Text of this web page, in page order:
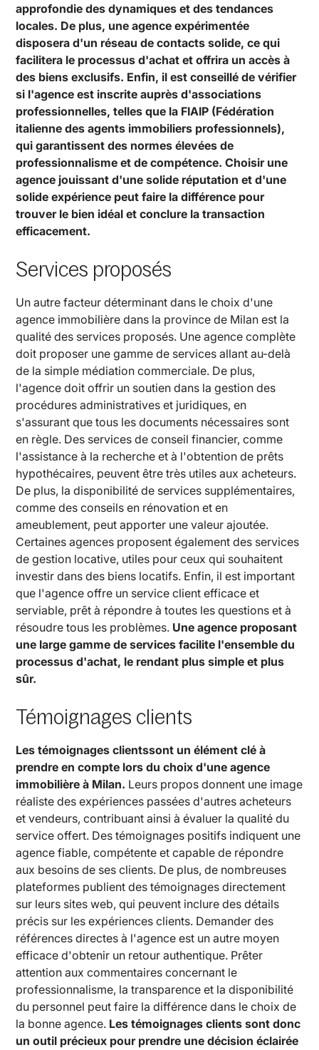
approfondie des dynamiques et des tendances
locales. De plus, une agence expérimentée
disposera d'un réseau de contacts solide, ce qui
facilitera le processus d'achat et offrira un accès à
des biens exclusifs. Enfin, il est conseillé de vérifier
si l'agence est inscrite auprès d'associations
professionnelles, telles que la FIAIP (Fédération
italienne des agents immobiliers professionnels),
qui garantissent des normes élevées de
professionnalisme et de compétence. Choisir une
agence jouissant d'une solide réputation et d'une
solide expérience peut faire la différence pour
trouver le bien idéal et conclure la transaction
efficacement.
Services proposés
Un autre facteur déterminant dans le choix d'une
agence immobilière dans la province de Milan est la
qualité des services proposés. Une agence complète
doit proposer une gamme de services allant au-delà
de la simple médiation commerciale. De plus,
l'agence doit offrir un soutien dans la gestion des
procédures administratives et juridiques, en
s'assurant que tous les documents nécessaires sont
en règle. Des services de conseil financier, comme
l'assistance à la recherche et à l'obtention de prêts
hypothécaires, peuvent être très utiles aux acheteurs.
De plus, la disponibilité de services supplémentaires,
comme des conseils en rénovation et en
ameublement, peut apporter une valeur ajoutée.
Certaines agences proposent également des services
de gestion locative, utiles pour ceux qui souhaitent
investir dans des biens locatifs. Enfin, il est important
que l'agence offre un service client efficace et
serviable, prêt à répondre à toutes les questions et à
résoudre tous les problèmes. Une agence proposant
une large gamme de services facilite l'ensemble du
processus d'achat, le rendant plus simple et plus
sûr.
Témoignages clients
Les témoignages clientssont un élément clé à
prendre en compte lors du choix d'une agence
immobilière à Milan. Leurs propos donnent une image
réaliste des expériences passées d'autres acheteurs
et vendeurs, contribuant ainsi à évaluer la qualité du
service offert. Des témoignages positifs indiquent une
agence fiable, compétente et capable de répondre
aux besoins de ses clients. De plus, de nombreuses
plateformes publient des témoignages directement
sur leurs sites web, qui peuvent inclure des détails
précis sur les expériences clients. Demander des
références directes à l'agence est un autre moyen
efficace d'obtenir un retour authentique. Prêter
attention aux commentaires concernant le
professionnalisme, la transparence et la disponibilité
du personnel peut faire la différence dans le choix de
la bonne agence. Les témoignages clients sont donc
un outil précieux pour prendre une décision éclairée